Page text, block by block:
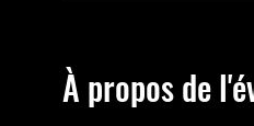
À propos de